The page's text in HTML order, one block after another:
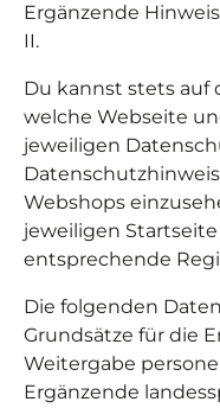
Ergänzende
II.
Du kannst stets auf
welche Webseite
jeweiligen
Webshops
jeweiligen
entsprechende
Die folgenden
Grundsätze für die
Weitergabe
Ergänzende